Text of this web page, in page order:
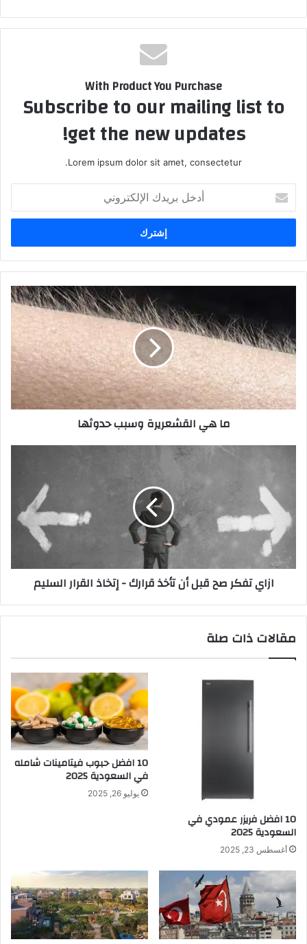
With Product You Purchase
Subscribe to our mailing list to
get the new updates!
Lorem ipsum dolor sit amet, consectetur.
بريدك
الإلكتروني
ما هي القشعريرة وسبب حدوثها
ازاي تفكر صح قبل أن تأخذ قرارك - إتخاذ القرار السليم
مقالات ذات صلة
10 افضل فريزر عمودي​ في
السعودية​ 2025
أغسطس 23, 2025
10 افضل حبوب فيتامينات شامله​
في السعودية 2025
يوليو 26, 2025